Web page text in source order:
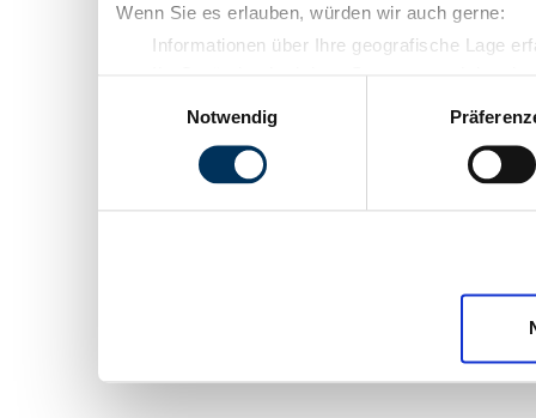
Wenn Sie es erlauben, würden wir auch gerne:
Informationen über Ihre geografische Lage
Ihr Gerät durch aktives Scannen nach
Erfahren Sie mehr darüber, wie Ihre
Notwendig